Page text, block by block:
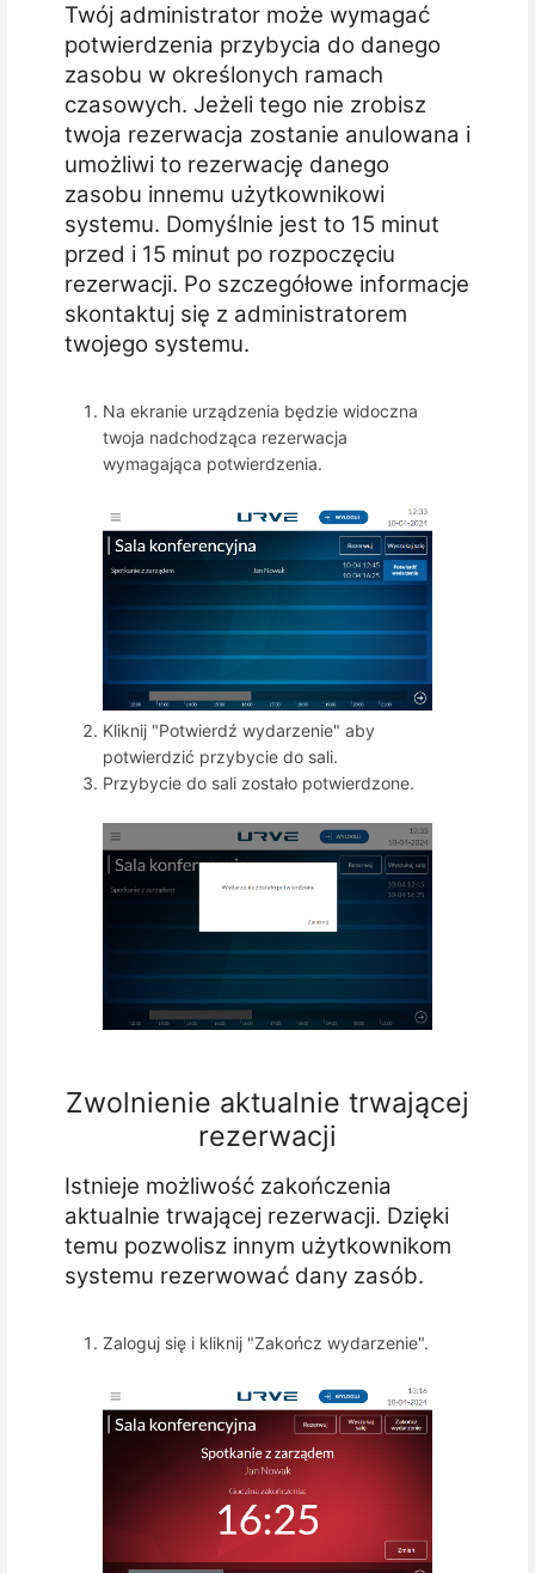
Twój administrator może wymagać
potwierdzenia przybycia do danego
zasobu w określonych ramach
czasowych. Jeżeli tego nie zrobisz
twoja rezerwacja zostanie anulowana i
umożliwi to rezerwację danego
zasobu innemu użytkownikowi
systemu. Domyślnie jest to 15 minut
przed i 15 minut po rozpoczęciu
rezerwacji. Po szczegółowe informacje
skontaktuj się z administratorem
twojego systemu.
Na ekranie urządzenia będzie widoczna
twoja nadchodząca rezerwacja
wymagająca potwierdzenia.
Kliknij "Potwierdź wydarzenie" aby
potwierdzić przybycie do sali.
Przybycie do sali zostało potwierdzone.
Zwolnienie aktualnie trwającej
rezerwacji
Istnieje możliwość zakończenia
aktualnie trwającej rezerwacji. Dzięki
temu pozwolisz innym użytkownikom
systemu rezerwować dany zasób.
Zaloguj się i kliknij "Zakończ wydarzenie".